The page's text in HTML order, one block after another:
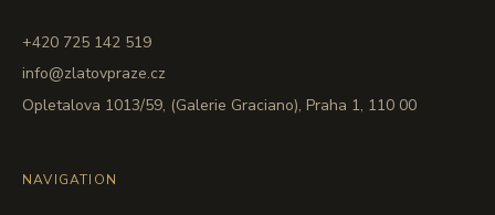
+420 725 142 519
info@zlatovpraze.cz
Opletalova 1013/59, (Galerie Graciano), Praha 1, 110 00
NAVIGATION